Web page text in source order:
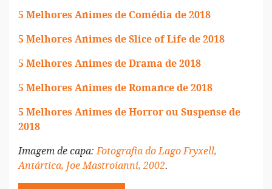
5 Melhores Animes de Comédia de 2018
5 Melhores Animes de Slice of Life de 2018
5 Melhores Animes de Drama de 2018
5 Melhores Animes de Romance de 2018
5 Melhores Animes de Horror ou Suspense de
2018
Imagem de capa:Fotografia do Lago Fryxell,
Antártica, Joe Mastroianni, 2002.